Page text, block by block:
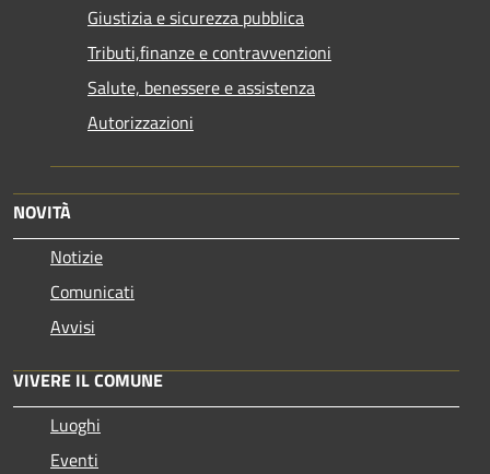
Giustizia e sicurezza pubblica
Tributi,finanze e contravvenzioni
Salute, benessere e assistenza
Autorizzazioni
NOVITÀ
Notizie
Comunicati
Avvisi
VIVERE IL COMUNE
Luoghi
Eventi